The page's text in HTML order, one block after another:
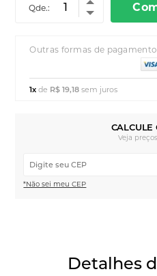
Qde.:
Outras formas de pagamento
1xde R$ 19,18 sem juros
CALCULE
Veja
*Não sei meu CEP
Detalhes